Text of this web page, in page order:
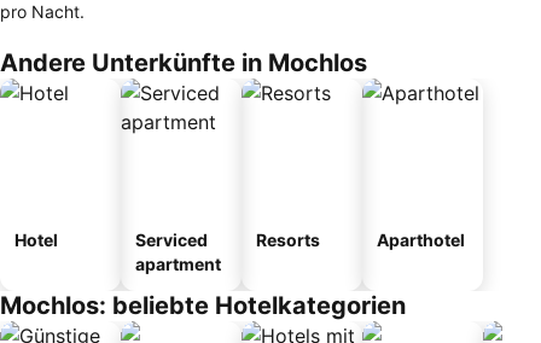
pro Nacht.
Andere Unterkünfte in Mochlos
Hotel
Serviced
apartment
Resorts Aparthotel
Mochlos: beliebte Hotelkategorien